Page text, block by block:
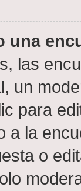
una
las
un
para
a la
o